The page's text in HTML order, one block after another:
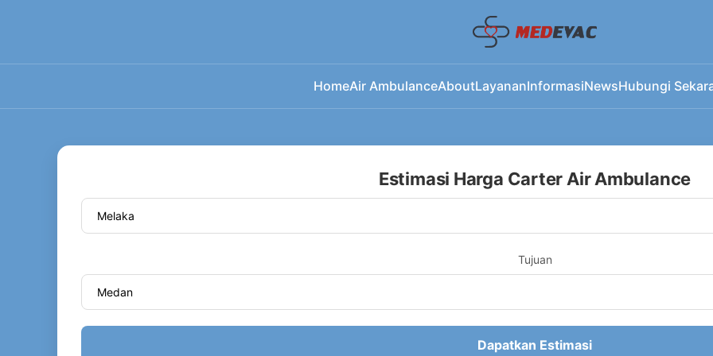
HomeAir AmbulanceAboutLayananInformasiNewsHubungi
Estimasi Harga Carter Air Ambulance
Tujuan
Dapatkan Estimasi